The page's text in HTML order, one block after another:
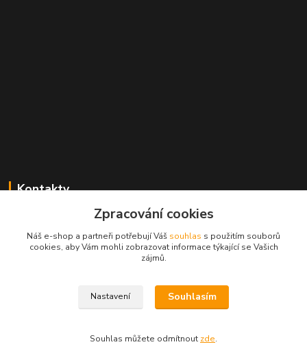
Kontakty
+420 723 828 116
Po-Pá 8:00-17:00 hod., So 8:00-11:00 hod.
Zpracování cookies
Náš e-shop a partneři potřebují Váš souhlas s použitím souborů
cookies, aby Vám mohli zobrazovat informace týkající se Vašich
zájmů.
Nastavení Souhlasím
Souhlas můžete odmítnout zde.